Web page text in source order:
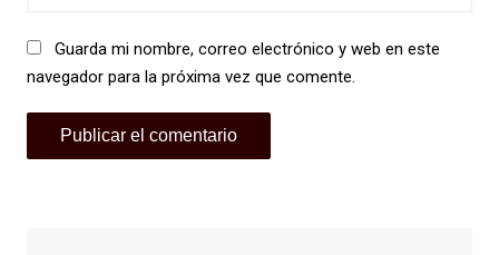
Guarda mi nombre, correo electrónico y web en este
navegador para la próxima vez que comente.